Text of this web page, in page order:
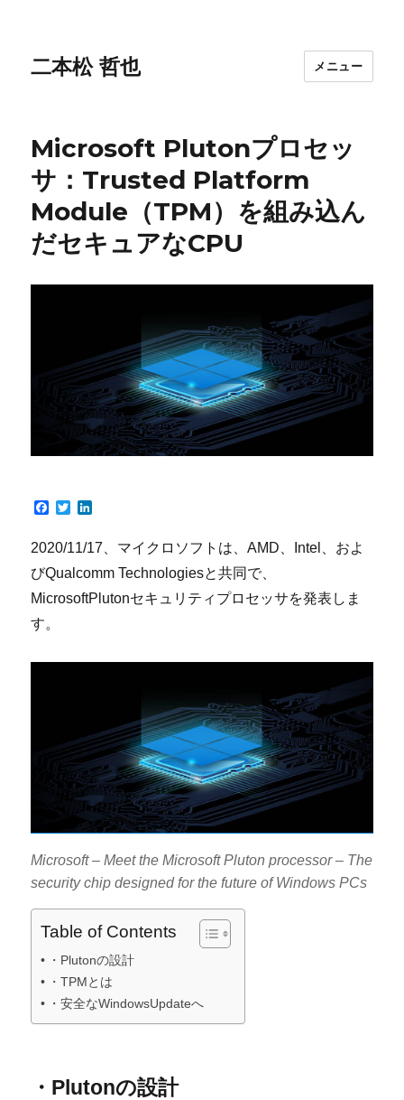
二本松 哲也 メニュー
Microsoft Plutonプロセッ
サ：Trusted Platform
Module（TPM）を組み込ん
だセキュアなCPU
F
e
b
o
o
k
T
t
t
e
r
k
d
I
n
2020/11/17、マイクロソフトは、AMD、Intel、およ
びQualcomm Technologiesと共同で、
MicrosoftPlutonセキュリティプロセッサを発表しま
す。
Microsoft – Meet the Microsoft Pluton processor – The
security chip designed for the future of Windows PCs
Table of Contents
・Plutonの設計
・TPMとは
・安全なWindowsUpdateへ
・Plutonの設計